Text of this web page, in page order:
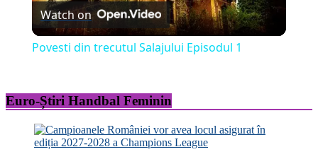
Video
Watch on
Povesti din trecutul Salajului Episodul 1
Euro-Știri Handbal Feminin